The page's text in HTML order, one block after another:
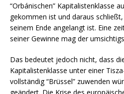
“Orbánischen” Kapitalistenklasse
gekommen ist und daraus
seinem Ende angelangt ist. Eine
seiner Gewinne mag der
Das bedeutet jedoch nicht, dass
Kapitalistenklasse unter einer
vollständig “Brüssel” zuwenden
geändert. Die Krise des